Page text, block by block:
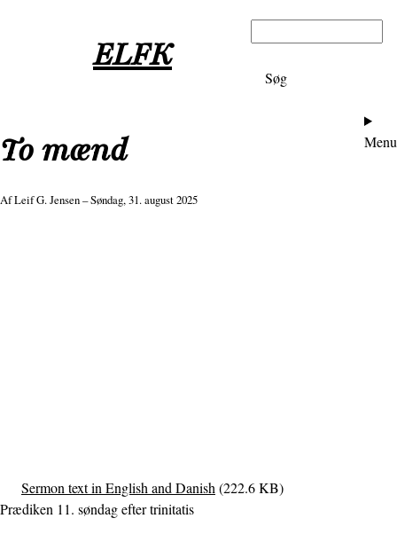
ELFK
Søg
To mænd
AfLeif G. Jensen– Søndag, 31. august 2025
Sermon text in English and Danish (222.6 KB)
Prædiken 11. søndag efter trinitatis
Menu